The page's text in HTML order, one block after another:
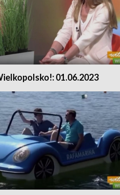
01.06.2023